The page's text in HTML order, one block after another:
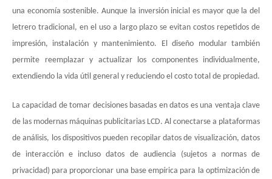
una economía sostenible. Aunque la inversión inicial es mayor que la del
letrero tradicional, en el uso a largo plazo se evitan costos repetidos de
impresión, instalación y mantenimiento. El diseño modular también
permite reemplazar y actualizar los componentes individualmente,
extendiendo la vida útil general y reduciendo el costo total de propiedad.
La capacidad de tomar decisiones basadas en datos es una ventaja clave
de las modernas máquinas publicitarias LCD. Al conectarse a plataformas
de análisis, los dispositivos pueden recopilar datos de visualización, datos
de interacción e incluso datos de audiencia (sujetos a normas de
privacidad) para proporcionar una base empírica para la optimización de